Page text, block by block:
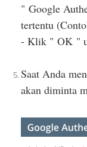
" Google
tertentu
- Klik " OK "
Saat Anda
akan diminta